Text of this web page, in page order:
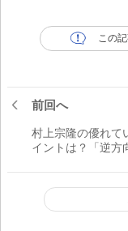
この
前回へ
村上宗隆の優れて
イントは？「逆方
力」／元ソフトバ
柴原洋に聞く